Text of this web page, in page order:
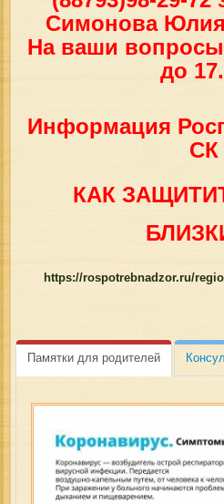
Симонова
На ваши вопросы
до
Информация
СК
КАК
https://rospotrebnadzor.ru/
Памятки для родителей